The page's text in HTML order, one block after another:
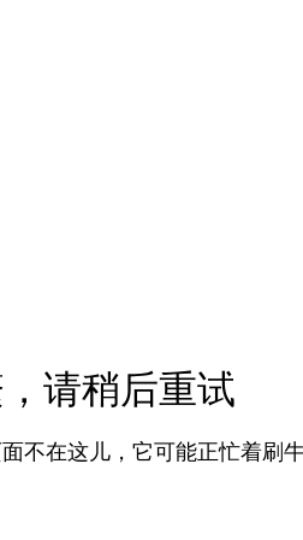
请稍后重试
不在这儿，它可能正忙着刷